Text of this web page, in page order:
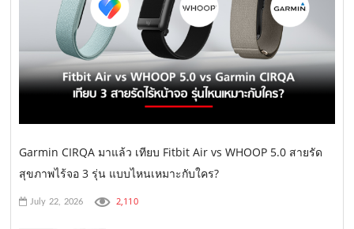
Garmin CIRQA มาแล้ว เทียบ Fitbit Air vs WHOOP 5.0 สายรัด
สุขภาพไร้จอ 3 รุ่น แบบไหนเหมาะกับใคร?
July 22, 2026 2,110